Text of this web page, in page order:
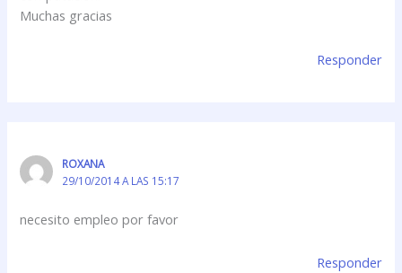
Muchas gracias
Responder
ROXANA
29/10/2014 A LAS 15:17
necesito empleo por favor
Responder